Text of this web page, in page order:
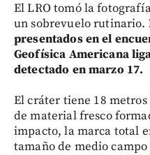
El LRO tomó la
un sobrevuelo rutinario.
presentados en el
Geofísica Americana
detectado en marzo 17.
El cráter tiene 18 metros
de material fresco
impacto, la marca total
tamaño de medio